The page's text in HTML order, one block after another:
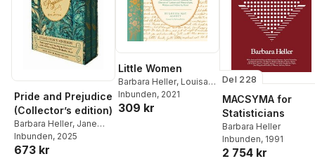
Pride and Prejudice
(Collector’s edition)
Barbara Heller, Jane
Austen,Barbara Heller
Inbunden, 2025
673 kr
Little Women
Barbara Heller, Louisa
May Alcott
Inbunden, 2021
309 kr
Del 228
MACSYMA for
Statisticians
Barbara Heller
Inbunden, 1991
2 754 kr